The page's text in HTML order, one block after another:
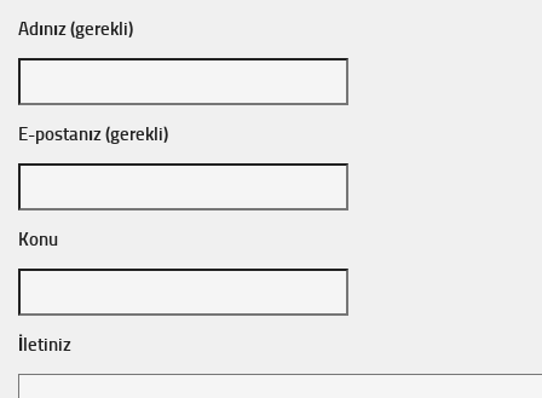
Adınız (gerekli)
E-postanız (gerekli)
Konu
İletiniz